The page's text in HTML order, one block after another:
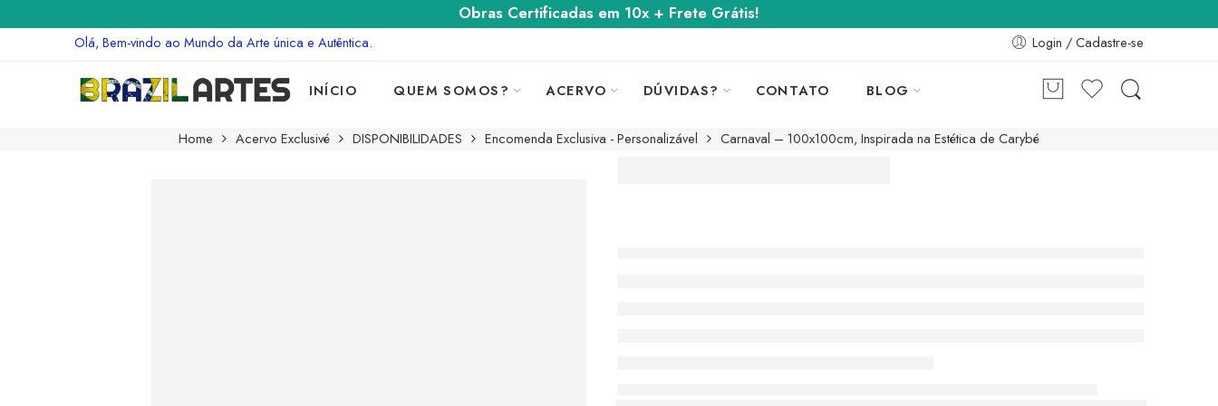
Obras Certificadas em 10x + Frete Grátis!
Olá, Bem-vindo ao Mundo da Arte única e Autêntica. Login / Cadastre-se
INÍCIO QUEM SOMOS? ACERVO DÚVIDAS? CONTATO BLOG
Home Acervo Exclusivé DISPONIBILIDADES Encomenda Exclusiva - Personalizável Carnaval – 100x100cm, Inspirada na Estética de Carybé